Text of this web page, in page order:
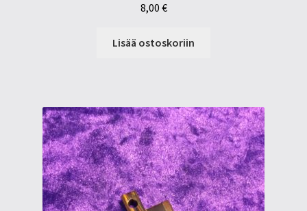
8,00 €
Lisää ostoskoriin